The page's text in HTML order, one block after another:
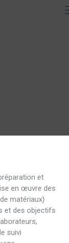
et
en œuvre des
matériaux)
et des objectifs
suivi